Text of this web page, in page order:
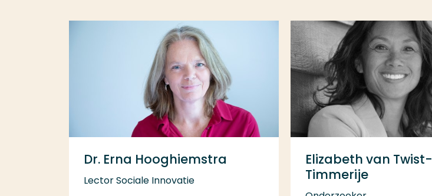
Dr. Erna Hooghiemstra
Lector Sociale Innovatie
Elizabeth van Twist-
Timmerije